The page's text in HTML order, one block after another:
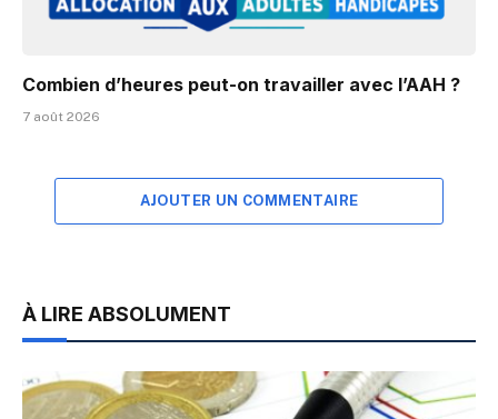
Combien d’heures peut-on travailler avec l’AAH ?
7 août 2026
AJOUTER UN COMMENTAIRE
À LIRE ABSOLUMENT